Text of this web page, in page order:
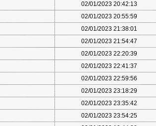
02/01/2023 20:42:13
02/01/2023 20:55:59
02/01/2023 21:38:01
02/01/2023 21:54:47
02/01/2023 22:20:39
02/01/2023 22:41:37
02/01/2023 22:59:56
02/01/2023 23:18:29
02/01/2023 23:35:42
02/01/2023 23:54:25